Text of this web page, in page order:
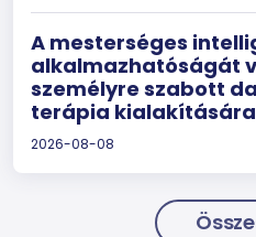
A mesterséges
alkalmazhatóságát
személyre szabott
terápia kialakítására
2026-08-08